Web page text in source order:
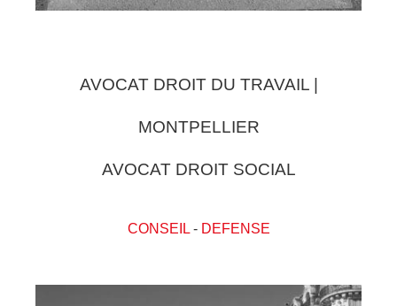
AVOCAT DROIT DU TRAVAIL |
MONTPELLIER
AVOCAT DROIT SOCIAL
CONSEIL- DEFENSE